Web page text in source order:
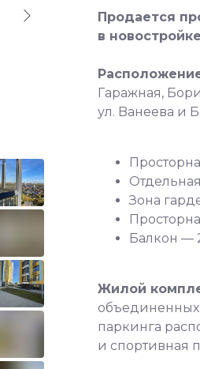
Пpодается
в
Гapажная,
ул. Baнеева и
Зона
Балкон —
Жилой
паркинга
и спортивная